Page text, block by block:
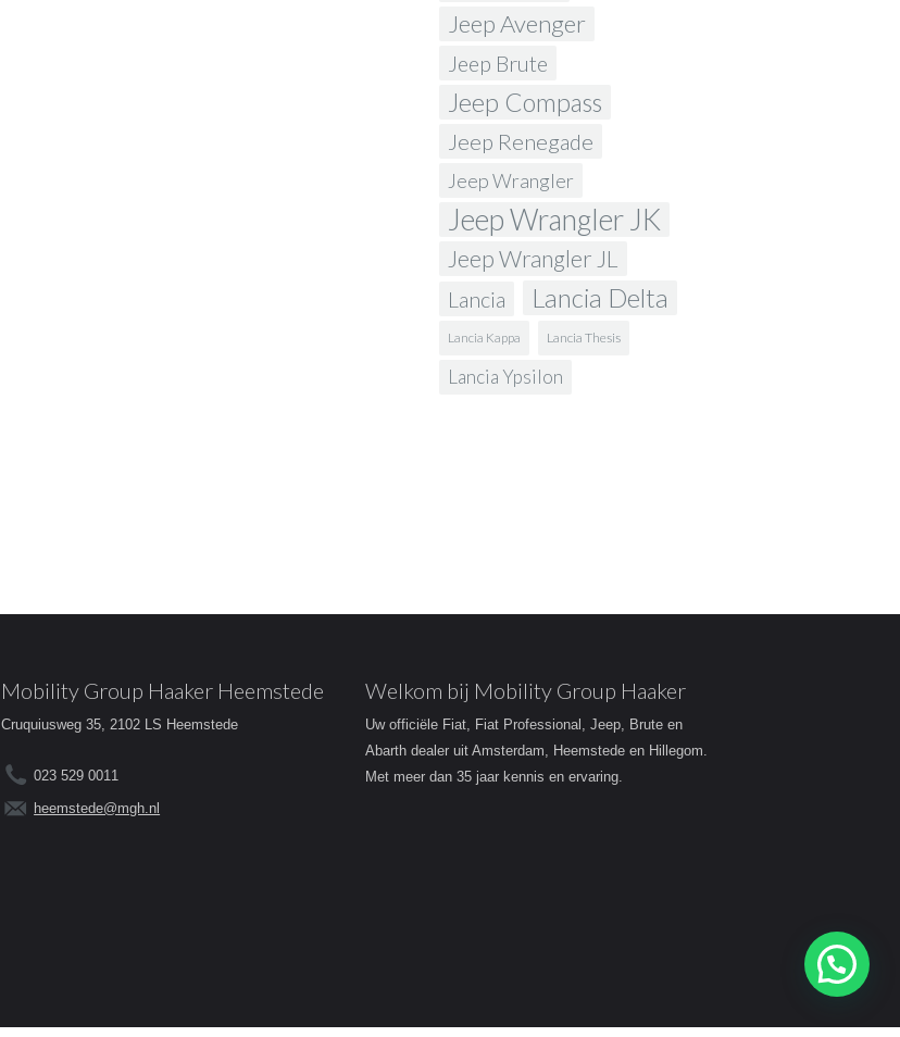
Jeep Avenger
Jeep Brute
Jeep Compass
Jeep Renegade
Jeep Wrangler
Jeep Wrangler JK
Jeep Wrangler JL
Lancia Lancia Delta
Lancia Kappa Lancia Thesis
Lancia Ypsilon
Mobility Group Haaker Heemstede
Cruquiusweg 35, 2102 LS Heemstede
023 529 0011
heemstede@mgh.nl
Welkom bij Mobility Group Haaker
Uw officiële Fiat, Fiat Professional, Jeep, Brute en
Abarth dealer uit Amsterdam, Heemstede en Hillegom.
Met meer dan 35 jaar kennis en ervaring.